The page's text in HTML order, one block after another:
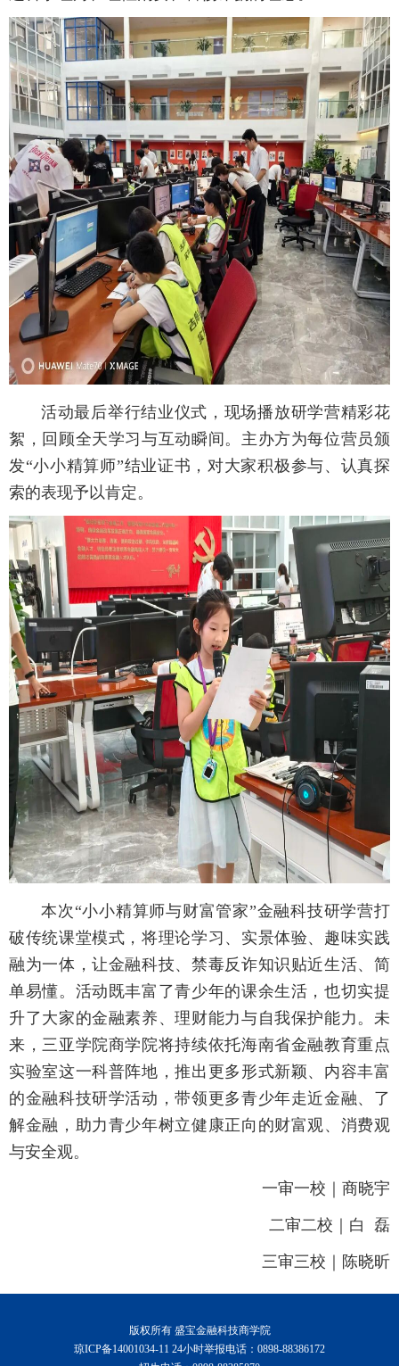
活动最后举行结业仪式，现场播放研学营精彩花
絮，回顾全天学习与互动瞬间。主办方为每位营员颁
发“小小精算师”结业证书，对大家积极参与、认真探
索的表现予以肯定。
本次“小小精算师与财富管家”金融科技研学营打
破传统课堂模式，将理论学习、实景体验、趣味实践
融为一体，让金融科技、禁毒反诈知识贴近生活、简
单易懂。活动既丰富了青少年的课余生活，也切实提
升了大家的金融素养、理财能力与自我保护能力。未
来，三亚学院商学院将持续依托海南省金融教育重点
实验室这一科普阵地，推出更多形式新颖、内容丰富
的金融科技研学活动，带领更多青少年走近金融、了
解金融，助力青少年树立健康正向的财富观、消费观
与安全观。
一审一校｜商晓宇
二审二校｜白 磊
三审三校｜陈晓昕
版权所有 盛宝金融科技商学院
琼ICP备14001034-11 24小时举报电话：0898-88386172